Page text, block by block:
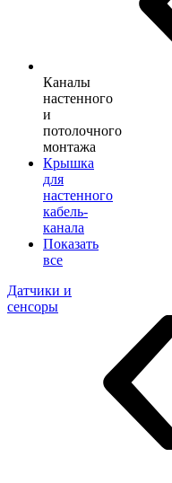
Каналы
настенного
и
потолочного
монтажа
Крышка
для
настенного
кабель-
канала
Показать
все
Датчики и
сенсоры